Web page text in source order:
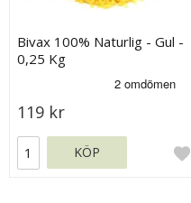
Bivax 100% Naturlig - Gul -
0,25 Kg
119 kr
KÖP